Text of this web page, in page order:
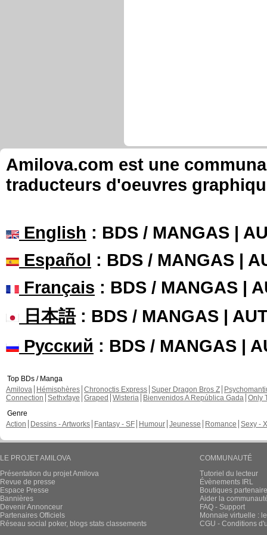
Amilova.com est une
traducteurs d'oeuvres
English : BDS / MANGAS |
Español : BDS / MANGAS |
Français : BDS / MANGAS |
日本語: BDS / MANGAS |
Русский : BDS / MANGAS |
Top BDs / Manga
Amilova
Hémisphères Chronoctis Express Super Dragon Bros Z
Connection Sethxfaye Graped Wisteria Bienvenidos A República Gada Only
Genre
Action
Dessins - Artworks Fantasy - SF Humour Jeunesse Romance Sexy -
LE PROJET AMILOVA
Présentation du projet Amilova
Revue de presse
Espace Presse
Bannières
Devenir Annonceur
Partenaires Officiels
Réseau social poker, blogs stats classements
COMMUNAUTÉ
Tutoriel du lecteur
Évènements IRL
Boutiques
Aider la
FAQ - Support
Monnaie virtuelle :
CGU - Conditions